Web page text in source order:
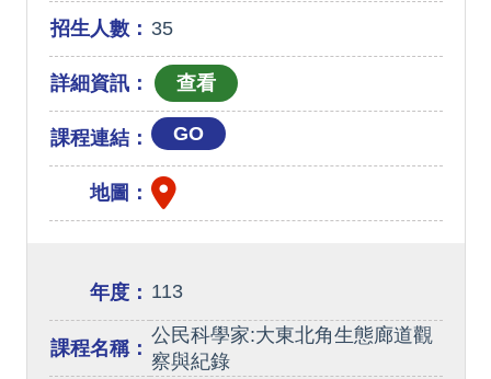
招生人數： 35
詳細資訊：
課程連結： GO
地圖：
年度： 113
課程名稱：
公民科學家:大東北角生態廊道觀
察與紀錄